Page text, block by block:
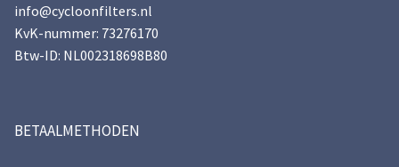
info@cycloonfilters.nl
KvK-nummer: 73276170
Btw-ID: NL002318698B80
BETAALMETHODEN